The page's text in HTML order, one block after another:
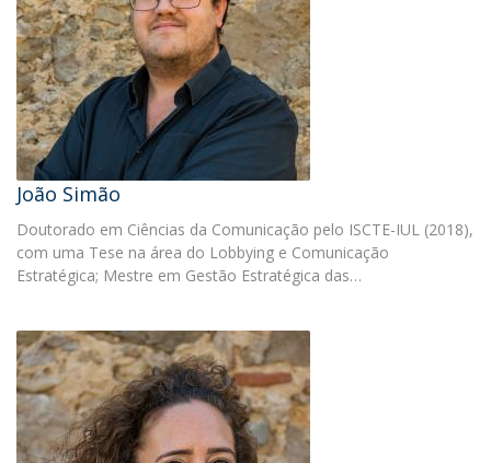
João Simão
Doutorado em Ciências da Comunicação pelo ISCTE-IUL (2018),
com uma Tese na área do Lobbying e Comunicação
Estratégica; Mestre em Gestão Estratégica das…